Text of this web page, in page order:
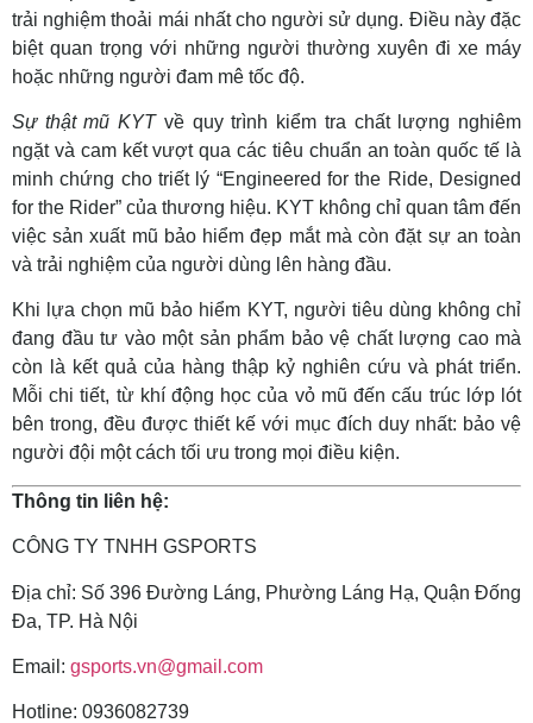
trải nghiệm thoải mái nhất cho người sử dụng. Điều này đặc
biệt quan trọng với những người thường xuyên đi xe máy
hoặc những người đam mê tốc độ.
Sự thật mũ KYTvề quy trình kiểm tra chất lượng nghiêm
ngặt và cam kết vượt qua các tiêu chuẩn an toàn quốc tế là
minh chứng cho triết lý “Engineered for the Ride, Designed
for the Rider” của thương hiệu. KYT không chỉ quan tâm đến
việc sản xuất mũ bảo hiểm đẹp mắt mà còn đặt sự an toàn
và trải nghiệm của người dùng lên hàng đầu.
Khi lựa chọn mũ bảo hiểm KYT, người tiêu dùng không chỉ
đang đầu tư vào một sản phẩm bảo vệ chất lượng cao mà
còn là kết quả của hàng thập kỷ nghiên cứu và phát triển.
Mỗi chi tiết, từ khí động học của vỏ mũ đến cấu trúc lớp lót
bên trong, đều được thiết kế với mục đích duy nhất: bảo vệ
người đội một cách tối ưu trong mọi điều kiện.
Thông tin liên hệ:
CÔNG TY TNHH GSPORTS
Địa chỉ: Số 396 Đường Láng, Phường Láng Hạ, Quận Đống
Đa, TP. Hà Nội
Email: gsports.vn@gmail.com
Hotline: 0936082739